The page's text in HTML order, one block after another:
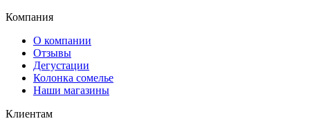
Компания
О компании
Отзывы
Дегустации
Колонка сомелье
Наши магазины
Клиентам